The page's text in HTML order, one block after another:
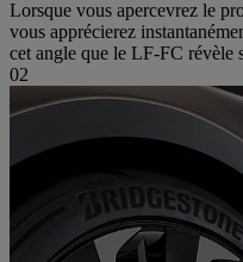
Lorsque vous apercevrez le
vous apprécierez
cet angle que le LF-FC révèle
02